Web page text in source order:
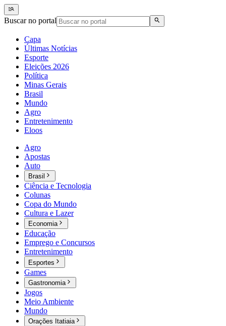
Buscar no portal
Capa
Últimas Notícias
Esporte
Eleições 2026
Política
Minas Gerais
Brasil
Mundo
Agro
Entretenimento
Eloos
Agro
Apostas
Auto
Brasil
Ciência e Tecnologia
Colunas
Copa do Mundo
Cultura e Lazer
Economia
Educação
Emprego e Concursos
Entretenimento
Esportes
Games
Gastronomia
Jogos
Meio Ambiente
Mundo
Orações Itatiaia